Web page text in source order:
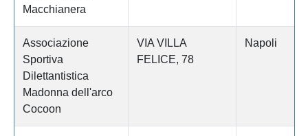
Macchianera
Associazione
Sportiva
Dilettantistica
Madonna dell'arco
Cocoon
VIA VILLA
FELICE, 78
Napoli